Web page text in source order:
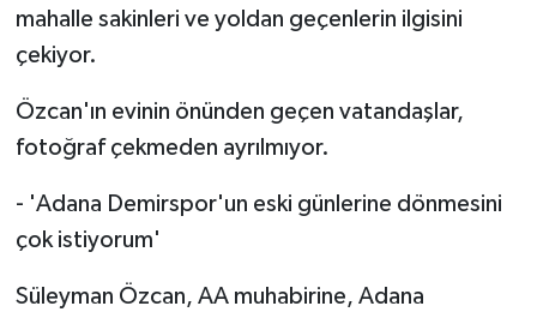
mahalle sakinleri ve yoldan geçenlerin ilgisini
çekiyor.
Özcan'ın evinin önünden geçen vatandaşlar,
fotoğraf çekmeden ayrılmıyor.
- 'Adana Demirspor'un eski günlerine dönmesini
çok istiyorum'
Süleyman Özcan, AA muhabirine, Adana